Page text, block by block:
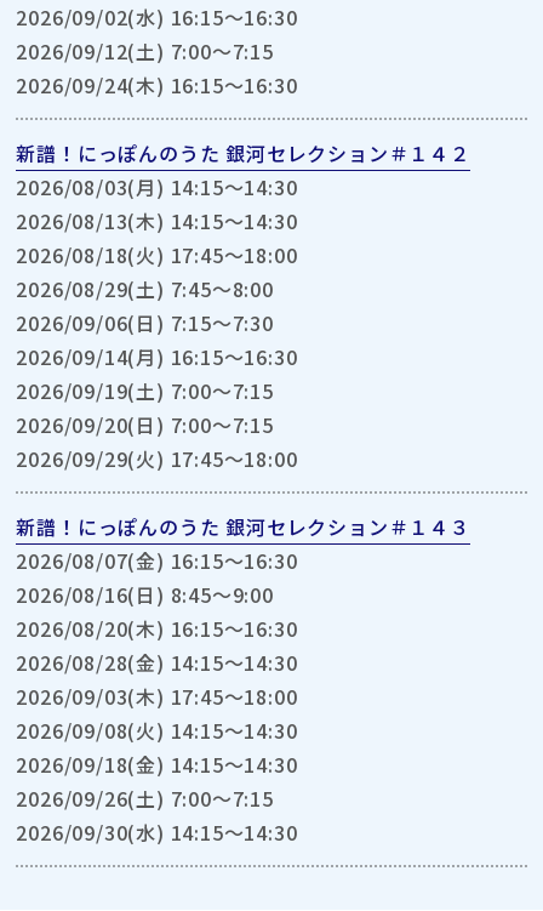
2026/09/02(水) 16:15〜16:30
2026/09/12(土) 7:00〜7:15
2026/09/24(木) 16:15〜16:30
新譜！にっぽんのうた 銀河セレクション＃１４２
2026/08/03(月) 14:15〜14:30
2026/08/13(木) 14:15〜14:30
2026/08/18(火) 17:45〜18:00
2026/08/29(土) 7:45〜8:00
2026/09/06(日) 7:15〜7:30
2026/09/14(月) 16:15〜16:30
2026/09/19(土) 7:00〜7:15
2026/09/20(日) 7:00〜7:15
2026/09/29(火) 17:45〜18:00
新譜！にっぽんのうた 銀河セレクション＃１４３
2026/08/07(金) 16:15〜16:30
2026/08/16(日) 8:45〜9:00
2026/08/20(木) 16:15〜16:30
2026/08/28(金) 14:15〜14:30
2026/09/03(木) 17:45〜18:00
2026/09/08(火) 14:15〜14:30
2026/09/18(金) 14:15〜14:30
2026/09/26(土) 7:00〜7:15
2026/09/30(水) 14:15〜14:30